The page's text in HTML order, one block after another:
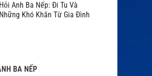
Hỏi Anh Ba Nếp: Đi Tu Và
Những Khó Khăn Từ Gia Đình
BA NẾP